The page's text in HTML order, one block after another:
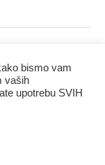
bismo vam
vaših
upotrebu SVIH